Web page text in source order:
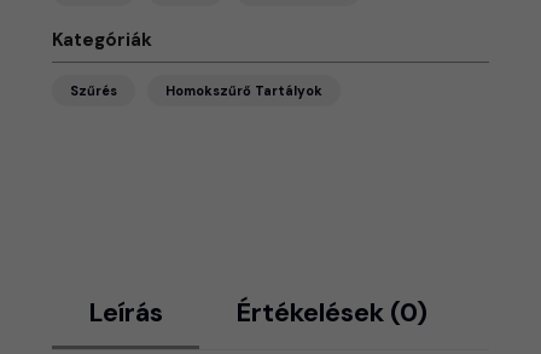
Kategóriák
Szűrés Homokszűrő Tartályok
Leírás Értékelések (0)